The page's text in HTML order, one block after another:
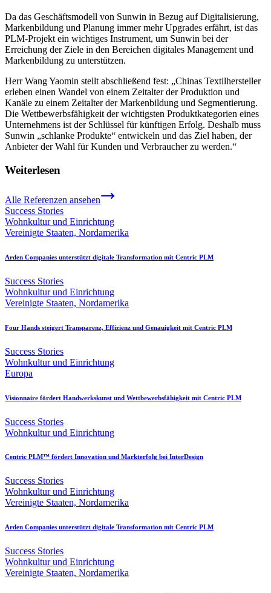
Da das Geschäftsmodell von Sunwin in Bezug auf Digitalisierung,
Markenbildung und Planung immer mehr Upgrades erfährt, ist das
PLM-Projekt ein wichtiges Instrument, um Sunwin bei der
Erreichung der Ziele in den Bereichen digitales Management und
Markenbildung zu unterstützen.
Herr Wang Yaomin stellt abschließend fest: „Chinas Textilhersteller
erleben einen Wandel von einem Zeitalter der Produktion und
Kanäle zu einem Zeitalter der Markenbildung und Segmentierung.
Die Wettbewerbsfähigkeit der wichtigsten Produktkategorien eines
Unternehmens ist der Schlüssel für künftigen Erfolg. Deshalb muss
Sunwin „schlanke Produkte“ entwickeln und das Ziel haben, der
Anbieter der Wahl für Kunden und Verbraucher zu werden.“
Weiterlesen
Alle Referenzen ansehen
Success Stories
Wohnkultur und Einrichtung
Vereinigte Staaten, Nordamerika
Arden Companies unterstützt digitale Transformation mit Centric PLM
Success Stories
Wohnkultur und Einrichtung
Vereinigte Staaten, Nordamerika
Four Hands steigert Transparenz, Effizienz und Genauigkeit mit Centric PLM
Success Stories
Wohnkultur und Einrichtung
Europa
Visionnaire fördert Handwerkskunst und Wettbewerbsfähigkeit mit Centric PLM
Success Stories
Wohnkultur und Einrichtung
Centric PLM™ fördert Innovation und Markterfolg bei InterDesign
Success Stories
Wohnkultur und Einrichtung
Vereinigte Staaten, Nordamerika
Arden Companies unterstützt digitale Transformation mit Centric PLM
Success Stories
Wohnkultur und Einrichtung
Vereinigte Staaten, Nordamerika